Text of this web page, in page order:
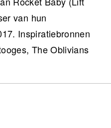
van hun
Inspiratiebronnen
The Oblivians